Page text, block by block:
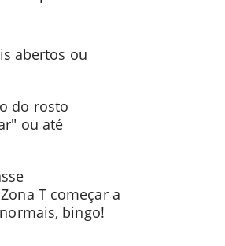
abertos ou
do rosto
ou até
T começar a
bingo!